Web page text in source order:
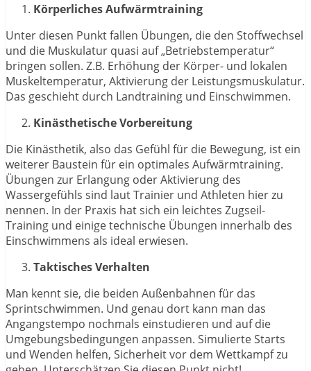
Körperliches Aufwärmtraining
Unter diesen Punkt fallen Übungen, die den Stoffwechsel
und die Muskulatur quasi auf „Betriebstemperatur“
bringen sollen. Z.B. Erhöhung der Körper- und lokalen
Muskeltemperatur, Aktivierung der Leistungsmuskulatur.
Das geschieht durch Landtraining und Einschwimmen.
Kinästhetische Vorbereitung
Die Kinästhetik, also das Gefühl für die Bewegung, ist ein
weiterer Baustein für ein optimales Aufwärmtraining.
Übungen zur Erlangung oder Aktivierung des
Wassergefühls sind laut Trainier und Athleten hier zu
nennen. In der Praxis hat sich ein leichtes Zugseil-
Training und einige technische Übungen innerhalb des
Einschwimmens als ideal erwiesen.
Taktisches Verhalten
Man kennt sie, die beiden Außenbahnen für das
Sprintschwimmen. Und genau dort kann man das
Angangstempo nochmals einstudieren und auf die
Umgebungsbedingungen anpassen. Simulierte Starts
und Wenden helfen, Sicherheit vor dem Wettkampf zu